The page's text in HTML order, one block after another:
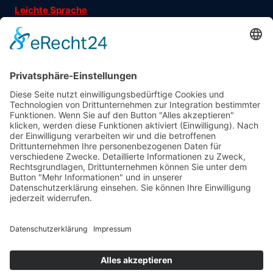
Leichte Sprache
Ehrenamtsgeschichten
Folgen Sie uns auf
Träger: Verein für Fraueninteressen e.V.
Förderung: Landeshauptstadt München, Sozialreferat
Abonniere jetzt
unseren Newsletter!
Informiert bleiben